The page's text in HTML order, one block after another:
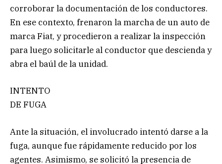
corroborar la documentación de los conductores.
En ese contexto, frenaron la marcha de un auto de
marca Fiat, y procedieron a realizar la inspección
para luego solicitarle al conductor que descienda y
abra el baúl de la unidad.
INTENTO
DE FUGA
Ante la situación, el involucrado intentó darse a la
fuga, aunque fue rápidamente reducido por los
agentes. Asimismo, se solicitó la presencia de